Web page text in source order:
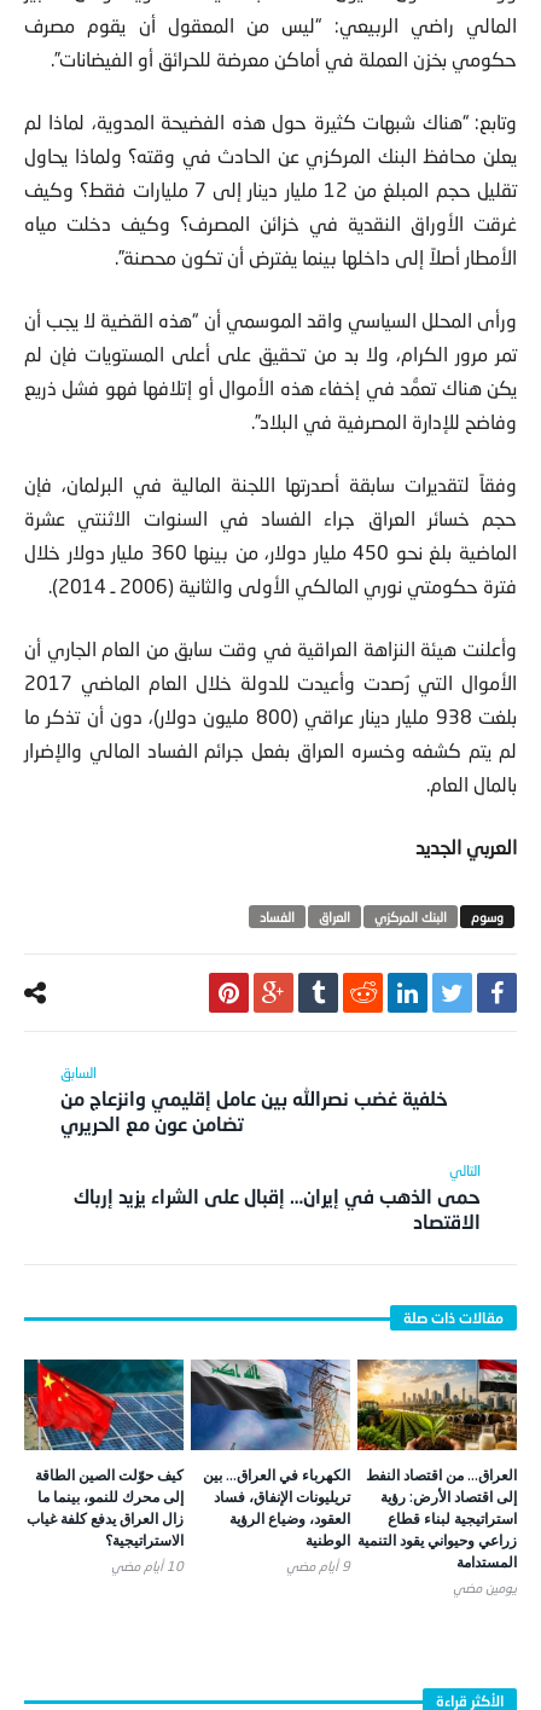
المالي راضي الربيعي: “ليس من المعقول أن يقوم مصرف
حكومي بخزن العملة في أماكن معرضة للحرائق أو الفيضانات”.
وتابع: “هناك شبهات كثيرة حول هذه الفضيحة المدوية، لماذا لم
يعلن محافظ البنك المركزي عن الحادث في وقته؟ ولماذا يحاول
تقليل حجم المبلغ من 12 مليار دينار إلى 7 مليارات فقط؟ وكيف
غرقت الأوراق النقدية في خزائن المصرف؟ وكيف دخلت مياه
الأمطار أصلاً إلى داخلها بينما يفترض أن تكون محصنة”.
ورأى المحلل السياسي واقد الموسمي أن “هذه القضية لا يجب أن
تمر مرور الكرام، ولا بد من تحقيق على أعلى المستويات فإن لم
يكن هناك تعمُّد في إخفاء هذه الأموال أو إتلافها فهو فشل ذريع
وفاضح للإدارة المصرفية في البلاد”.
وفقاً لتقديرات سابقة أصدرتها اللجنة المالية في البرلمان، فإن
حجم خسائر العراق جراء الفساد في السنوات الاثنتي عشرة
الماضية بلغ نحو 450 مليار دولار، من بينها 360 مليار دولار خلال
فترة حكومتي نوري المالكي الأولى والثانية (2006 ـ 2014).
وأعلنت هيئة النزاهة العراقية في وقت سابق من العام الجاري أن
الأموال التي رُصدت وأعيدت للدولة خلال العام الماضي 2017
بلغت 938 مليار دينار عراقي (800 مليون دولار)، دون أن تذكر ما
لم يتم كشفه وخسره العراق بفعل جرائم الفساد المالي والإضرار
بالمال العام.
العربي الجديد
البنك المركزي العراق الفساد
خلفية غضب نصرالله بين عامل إقليمي وانزعاج من
تضامن عون مع الحريري
حمى الذهب في إيران… إقبال على الشراء يزيد إرباك
الاقتصاد
العراق… من اقتصاد النفط
إلى اقتصاد الأرض: رؤية
استراتيجية لبناء قطاع
زراعي وحيواني يقود التنمية
المستدامة
يومين ‎مضي
الكهرباء في العراق… بين
تريليونات الإنفاق، فساد
العقود، وضياع الرؤية
الوطنية
9 أيام ‎مضي
كيف حوّلت الصين الطاقة
إلى محرك للنمو، بينما ما
زال العراق يدفع كلفة غياب
الاستراتيجية؟
10 أيام ‎مضي
الأكثر قراءة